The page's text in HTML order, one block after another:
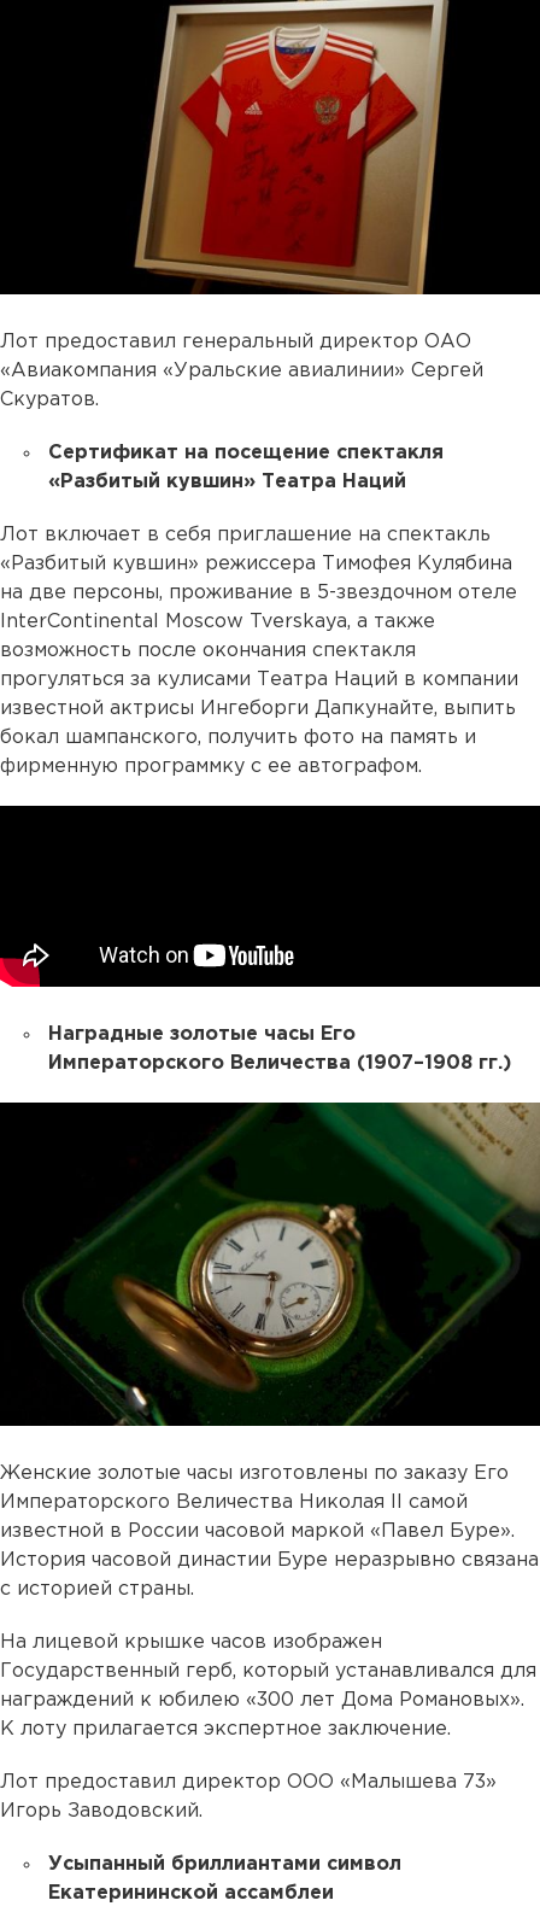
Лот предоставил генеральный директор ОАО
«Авиакомпания «Уральские авиалинии» Сергей
Скуратов.
Сертификат на посещение спектакля
«Разбитый кувшин» Театра Наций
Лот включает в себя приглашение на спектакль
«Разбитый кувшин» режиссера Тимофея Кулябина
на две персоны, проживание в 5-звездочном отеле
InterContinental Moscow Tverskaya, а также
возможность после окончания спектакля
прогуляться за кулисами Театра Наций в компании
известной актрисы Ингеборги Дапкунайте, выпить
бокал шампанского, получить фото на память и
фирменную программку с ее автографом.
Наградные золотые часы Его
Императорского Величества (1907–1908 гг.)
Женские золотые часы изготовлены по заказу Его
Императорского Величества Николая II самой
известной в России часовой маркой «Павел Буре».
История часовой династии Буре неразрывно связана
с историей страны.
На лицевой крышке часов изображен
Государственный герб, который устанавливался для
награждений к юбилею «300 лет Дома Романовых».
К лоту прилагается экспертное заключение.
Лот предоставил директор ООО «Малышева 73»
Игорь Заводовский.
Усыпанный бриллиантами символ
Екатерининской ассамблеи